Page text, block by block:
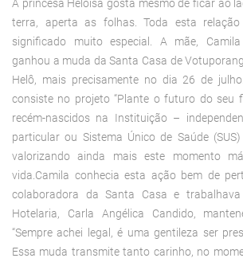
A princesa Heloisa gosta mesmo de ficar ao
terra, aperta as folhas. Toda esta
significado muito especial. A mãe, Camila
ganhou a muda da Santa Casa de
Helô, mais precisamente no dia 26 de
consiste no projeto “Plante o futuro do seu
recém-nascidos na Instituição –
particular ou Sistema Único de Saúde
valorizando ainda mais este momento
vida.Camila conhecia esta ação bem de
colaboradora da Santa Casa e
Hotelaria, Carla Angélica Candido,
“Sempre achei legal, é uma gentileza ser
Essa muda transmite tanto carinho, no